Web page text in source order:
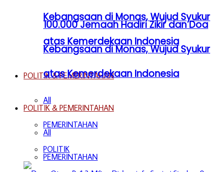
Kebangsaan di Monas, Wujud Syukur
atas Kemerdekaan Indonesia
POLITIK & PEMERINTAHAN
All
PEMERINTAHAN
POLITIK
100.000 Jemaah Hadiri Zikir dan Doa
Kebangsaan di Monas, Wujud Syukur
atas Kemerdekaan Indonesia
POLITIK & PEMERINTAHAN
All
PEMERINTAHAN